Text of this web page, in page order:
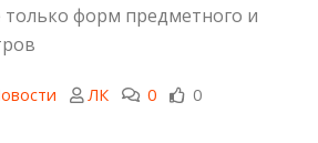
форм предметного и
ЛК 0 0